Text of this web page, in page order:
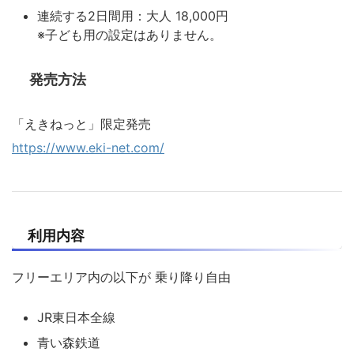
連続する2日間用：大人 18,000円
※子ども用の設定はありません。
発売方法
「えきねっと」限定発売
https://www.eki-net.com/
利用内容
フリーエリア内の以下が 乗り降り自由
JR東日本全線
青い森鉄道